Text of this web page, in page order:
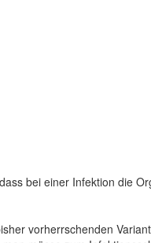
bei einer Infektion die
vorherrschenden